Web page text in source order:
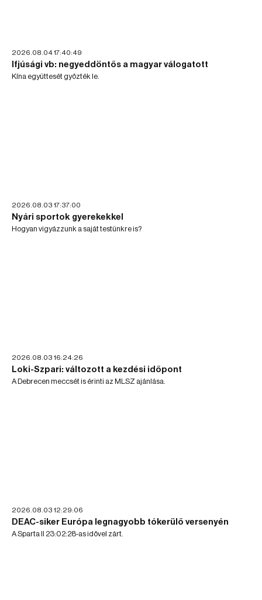
2026.08.04 17:40:49
Ifjúsági vb: negyeddöntős a magyar válogatott
Kína együttesét győzték le.
2026.08.03 17:37:00
Nyári sportok gyerekekkel
Hogyan vigyázzunk a saját testünkre is?
2026.08.03 16:24:26
Loki-Szpari: változott a kezdési időpont
A Debrecen meccsét is érinti az MLSZ ajánlása.
2026.08.03 12:29:06
DEAC-siker Európa legnagyobb tókerülő versenyén
A Sparta II 23:02:28-as idővel zárt.